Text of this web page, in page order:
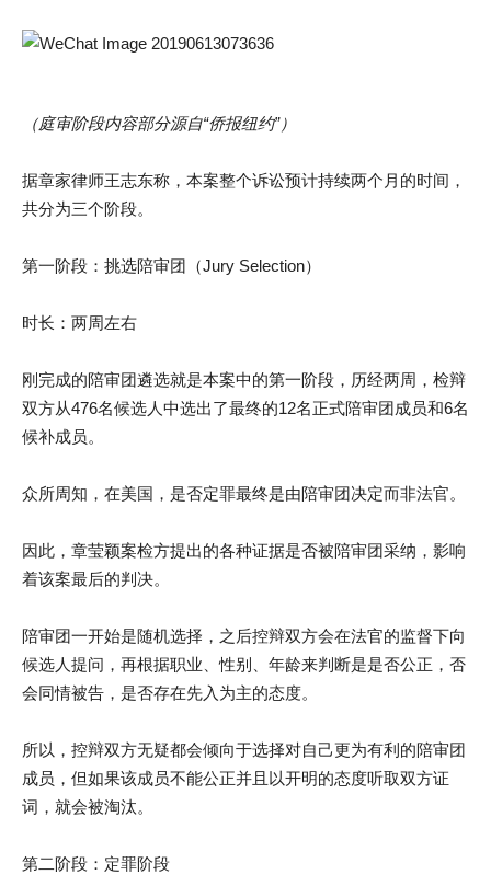
（庭审阶段内容部分源自“侨报纽约”）
据章家律师王志东称，本案整个诉讼预计持续两个月的时间，
共分为三个阶段。
第一阶段：挑选陪审团（Jury Selection）
时长：两周左右
刚完成的陪审团遴选就是本案中的第一阶段，历经两周，检辩
双方从476名候选人中选出了最终的12名正式陪审团成员和6名
候补成员。
众所周知，在美国，是否定罪最终是由陪审团决定而非法官。
因此，章莹颖案检方提出的各种证据是否被陪审团采纳，影响
着该案最后的判决。
陪审团一开始是随机选择，之后控辩双方会在法官的监督下向
候选人提问，再根据职业、性别、年龄来判断是是否公正，否
会同情被告，是否存在先入为主的态度。
所以，控辩双方无疑都会倾向于选择对自己更为有利的陪审团
成员，但如果该成员不能公正并且以开明的态度听取双方证
词，就会被淘汰。
第二阶段：定罪阶段